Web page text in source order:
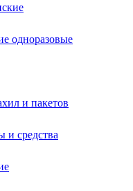
одноразовые
и пакетов
и средства